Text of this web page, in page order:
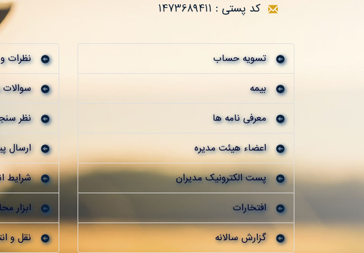
کد پستی : 1473689411
نظرات
سوالات
نظر
ارسال
شرایط
ابزار
نقل و
تسویه حساب
بیمه
معرفی نامه ها
اعضاء هیئت مدیره
پست الکترونیک مدیران
افتخارات
گزارش سالانه